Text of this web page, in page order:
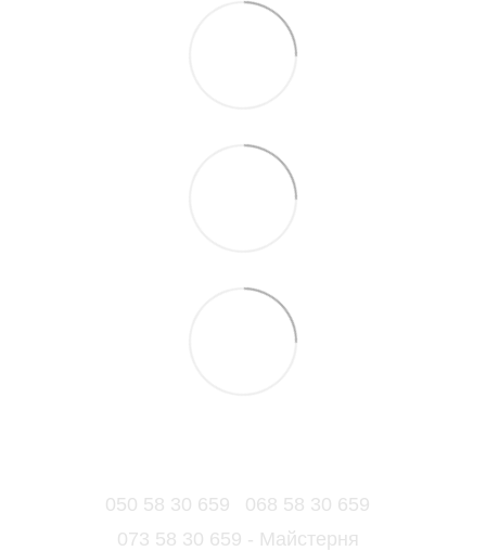
050 58 30 659
068 58 30 659
073 58 30 659 - Майстерня